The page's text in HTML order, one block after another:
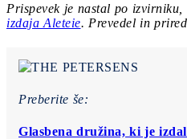
Prispevek je nastal po
izdaja Aleteie. Prevedel in
Preberite še:
Glasbena družina, ki je